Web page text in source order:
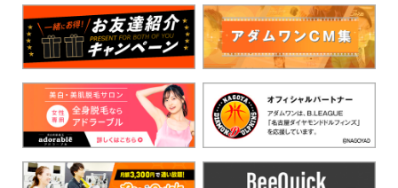
当サイトに掲載される情報、当社でお預かりした情報は、そ
の正確性と最新性の確保に努めます。当サイトに掲載される
全ての情報は、当社及びその関連会社が著作権を保有し、各
国の著作権法、各種条約及びその他の法律で保護されていま
す。個人の私的使用、その他著作権法によって認められる範
囲を超えて、これらの情報を使用（複製、改変、配布）する
ことは、事前に当社から許可を得ない限り禁止します。ま
た、第三者及び当社に不利益や損害を与える行為、公序良俗
に反する行為、その恐れがある行為、営利を目的とした行為